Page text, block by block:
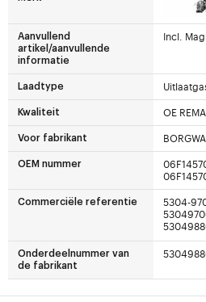
Aanvullend
artikel/aanvullende
informatie
Incl.
Laadtype
Kwaliteit OE
Voor fabrikant
OEM nummer
Commerciële referentie
5304-
Onderdeelnummer van
de fabrikant